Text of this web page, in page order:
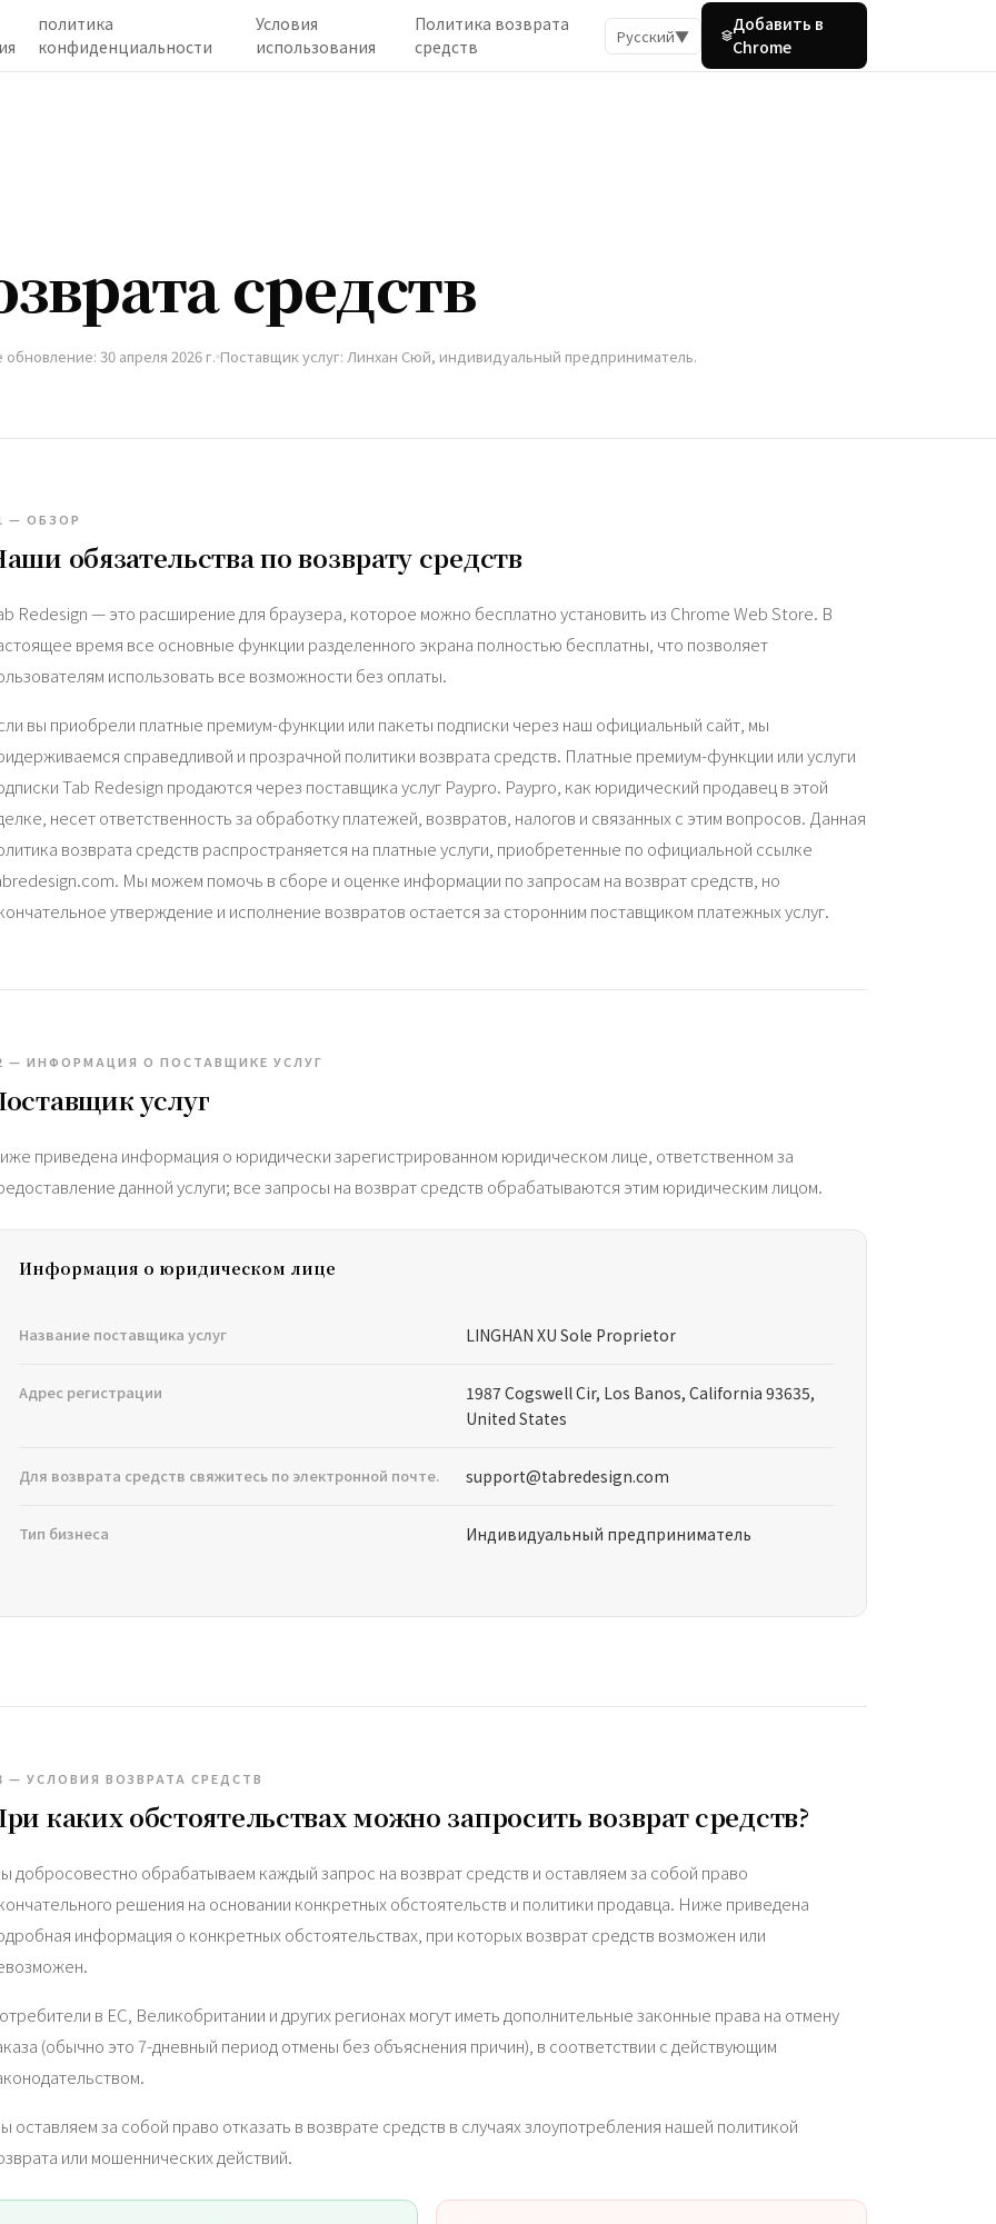
политика
конфиденциальности
Условия
использования
Политика возврата
средств
Русский▼
Добавить в
Chrome
средств
30 апреля 2026 г. Поставщик услуг: Линхан Сюй, индивидуальный предприниматель.
— ОБЗОР
обязательства по возврату средств
Redesign — это расширение для браузера, которое можно бесплатно установить из Chrome Web Store. В
время все основные функции разделенного экрана полностью бесплатны, что позволяет
использовать все возможности без оплаты.
вы приобрели платные премиум-функции или пакеты подписки через наш официальный сайт, мы
справедливой и прозрачной политики возврата средств. Платные премиум-функции или услуги
Tab Redesign продаются через поставщика услуг Paypro. Paypro, как юридический продавец в этой
несет ответственность за обработку платежей, возвратов, налогов и связанных с этим вопросов. Данная
возврата средств распространяется на платные услуги, приобретенные по официальной ссылке
Мы можем помочь в сборе и оценке информации по запросам на возврат средств, но
утверждение и исполнение возвратов остается за сторонним поставщиком платежных услуг.
— ИНФОРМАЦИЯ О ПОСТАВЩИКЕ УСЛУГ
услуг
приведена информация о юридически зарегистрированном юридическом лице, ответственном за
данной услуги; все запросы на возврат средств обрабатываются этим юридическим лицом.
Информация о юридическом лице
Название поставщика услуг LINGHAN XU Sole Proprietor
Адрес регистрации
1987 Cogswell Cir, Los Banos, California 93635,
United States
Для возврата средств свяжитесь по электронной почте. support@tabredesign.com
Тип бизнеса Индивидуальный предприниматель
— УСЛОВИЯ ВОЗВРАТА СРЕДСТВ
каких обстоятельствах можно запросить возврат средств?
добросовестно обрабатываем каждый запрос на возврат средств и оставляем за собой право
решения на основании конкретных обстоятельств и политики продавца. Ниже приведена
информация о конкретных обстоятельствах, при которых возврат средств возможен или
в ЕС, Великобритании и других регионах могут иметь дополнительные законные права на отмену
(обычно это 7-дневный период отмены без объяснения причин), в соответствии с действующим
оставляем за собой право отказать в возврате средств в случаях злоупотребления нашей политикой
или мошеннических действий.